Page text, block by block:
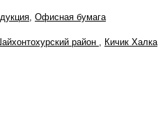
, Офисная бумага
район , Кичик Халка